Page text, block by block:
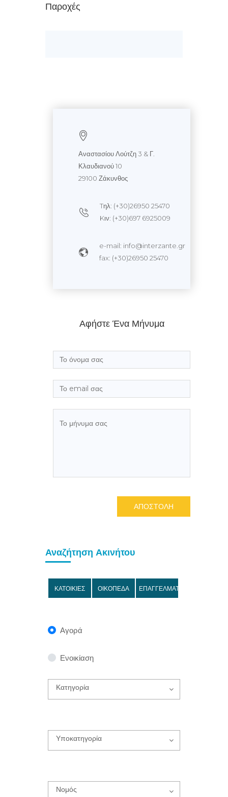
Παροχές
Αναστασίου Λούτζη 3 & Γ.
Κλαυδιανού 10
29100 Ζάκυνθος
Tηλ: (+30)26950 25470
Kιν: (+30)697 6925009
e-mail: info@interzante.gr
fax: (+30)26950 25470
Αφήστε Ένα Μήνυμα
ΑΠΟΣΤΟΛΗ
Αναζήτηση Ακινήτου
ΚΑΤΟΙΚΙΕΣ ΟΙΚΟΠΕΔΑ ΕΠΑΓΓΕΛΜΑΤΙΚΑ
Αγορά
Ενοικίαση
Κατηγορία
Υποκατηγορία
Νομός